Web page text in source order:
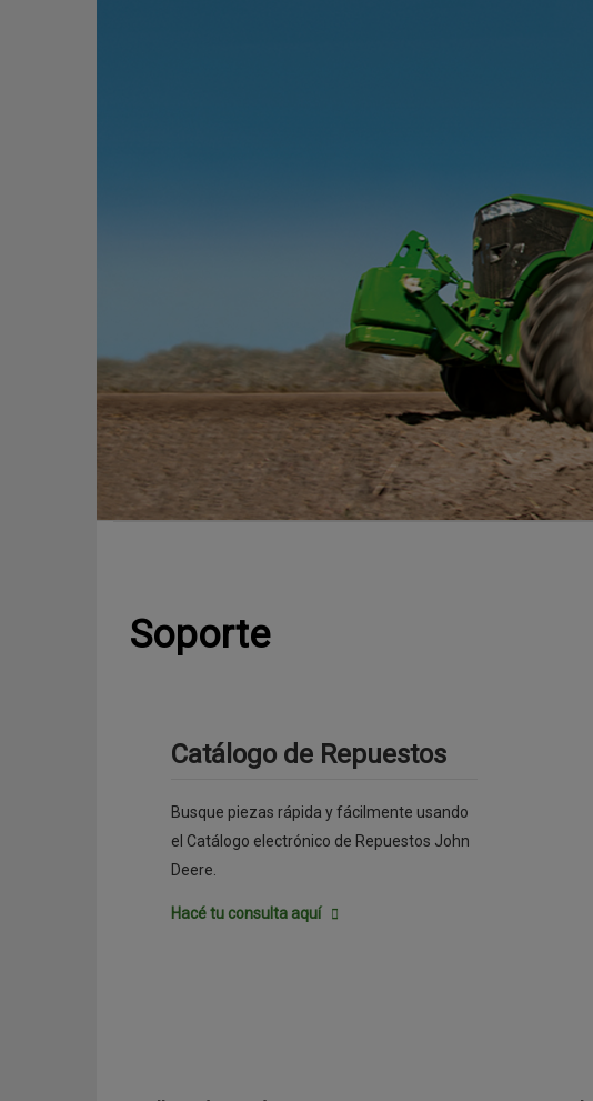
Soporte
Catálogo de Repuestos
Busque piezas rápida y fácilmente usando
el Catálogo electrónico de Repuestos John
Deere.
Hacé tu consulta aquí